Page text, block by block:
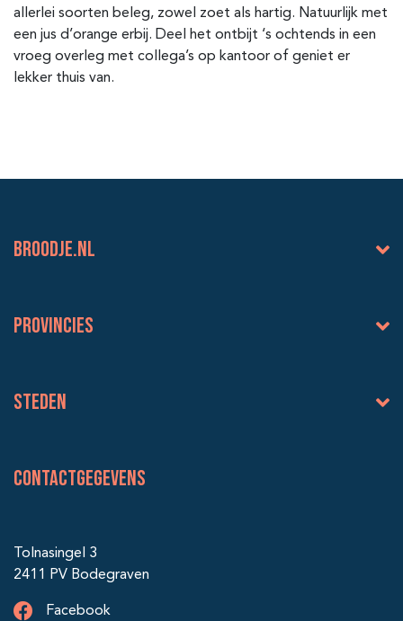
allerlei soorten beleg, zowel zoet als hartig. Natuurlijk met
een jus d’orange erbij. Deel het ontbijt ‘s ochtends in een
vroeg overleg met collega’s op kantoor of geniet er
lekker thuis van.
BROODJE.NL
Provincies
Steden
Contactgegevens
Tolnasingel 3
2411 PV Bodegraven
Facebook